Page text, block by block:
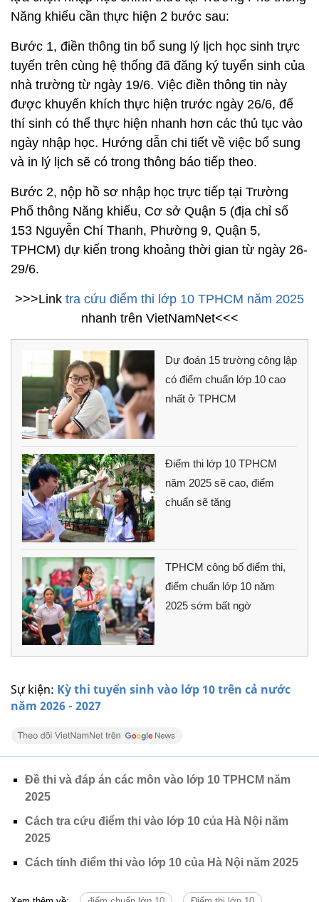
Sự kiện: Kỳ thi tuyển sinh vào lớp 10 trên cả nước
năm 2026 - 2027
Năng khiếu cần thực hiện 2 bước sau:
Bước 1, điền thông tin bổ sung lý lịch học sinh trực
tuyến trên cùng hệ thống đã đăng ký tuyển sinh của
nhà trường từ ngày 19/6. Việc điền thông tin này
được khuyến khích thực hiện trước ngày 26/6, để
thí sinh có thể thực hiện nhanh hơn các thủ tục vào
ngày nhập học. Hướng dẫn chi tiết về việc bổ sung
và in lý lịch sẽ có trong thông báo tiếp theo.
Bước 2, nộp hồ sơ nhập học trực tiếp tại Trường
Phổ thông Năng khiếu, Cơ sở Quận 5 (địa chỉ số
153 Nguyễn Chí Thanh, Phường 9, Quận 5,
TPHCM) dự kiến trong khoảng thời gian từ ngày 26-
29/6.
>>>Link tra cứu điểm thi lớp 10 TPHCM năm 2025
nhanh trên VietNamNet<<<
Dự đoán 15 trường công lập
có điểm chuẩn lớp 10 cao
nhất ở TPHCM
Điểm thi lớp 10 TPHCM
năm 2025 sẽ cao, điểm
chuẩn sẽ tăng
TPHCM công bố điểm thi,
điểm chuẩn lớp 10 năm
2025 sớm bất ngờ
Đề thi và đáp án các môn vào lớp 10 TPHCM năm
2025
Cách tra cứu điểm thi vào lớp 10 của Hà Nội năm
2025
Cách tính điểm thi vào lớp 10 của Hà Nội năm 2025